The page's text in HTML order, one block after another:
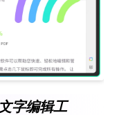
字编辑工